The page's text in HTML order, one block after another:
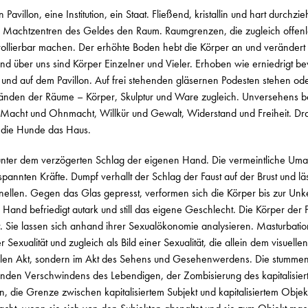
Pavillon, eine Institution, ein Staat. Fließend, kristallin und hart
des Geldes den Raum. Raumgrenzen, die zugleich
machen. Der erhöhte Boden hebt die Körper an und
über uns sind Körper Einzelner und Vieler. Erhoben wie erniedrigt
auf dem Pavillon. Auf frei stehenden gläsernen Podesten stehen
der Räume – Körper, Skulptur und Ware zugleich. Unversehens
und Ohnmacht, Willkür und Gewalt, Widerstand und Freiheit.
Hunde das Haus.
dem verzögerten Schlag der eigenen Hand. Die vermeintliche
Kräfte. Dumpf verhallt der Schlag der Faust auf der Brust und
Gegen das Glas gepresst, verformen sich die Körper bis zur
befriedigt autark und still das eigene Geschlecht. Die Körper der
Sie lassen sich anhand ihrer Sexualökonomie analysieren.
Sexualität und zugleich als Bild einer Sexualität, die allein dem
Akt, sondern im Akt des Sehens und Gesehenwerdens. Die
Verschwindens des Lebendigen, der Zombisierung des
die Grenze zwischen kapitalisiertem Subjekt und kapitalisiertem